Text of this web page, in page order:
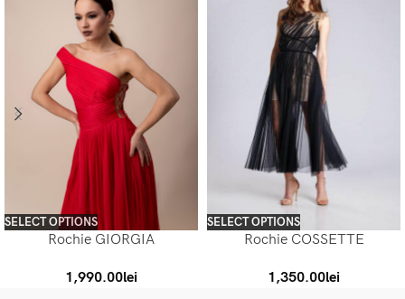
SELECT OPTIONS
Rochie GIORGIA
1,990.00lei
SELECT OPTIONS
Rochie COSSETTE
1,350.00lei